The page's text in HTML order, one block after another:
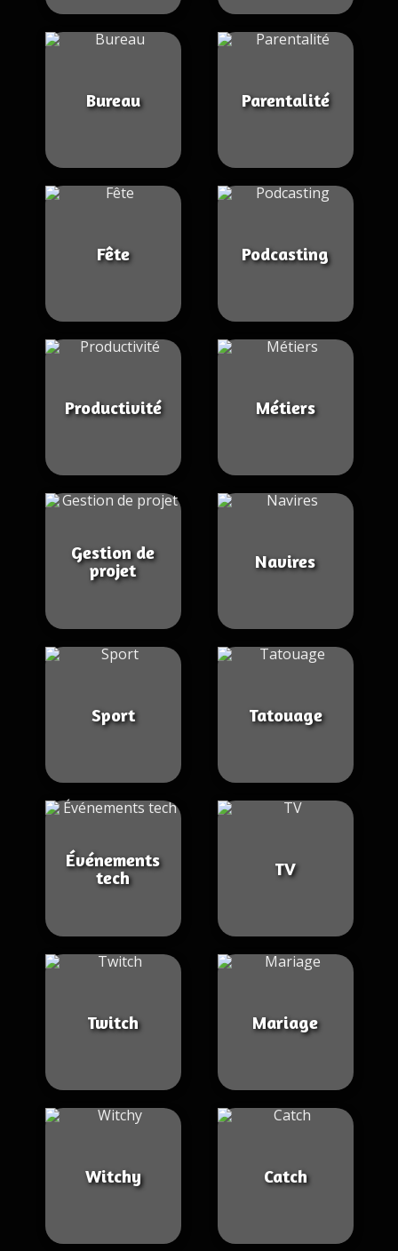
Bureau Parentalité
Fête Podcasting
Productivité Métiers
Gestion de
projet
Navires
Sport Tatouage
Événements
tech
TV
Twitch Mariage
Witchy Catch